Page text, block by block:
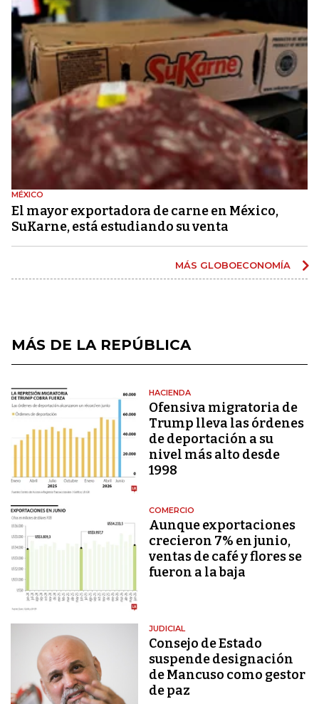
MÉXICO
El mayor exportadora de carne en México,
SuKarne, está estudiando su venta
MÁS GLOBOECONOMÍA
MÁS DE LA REPÚBLICA
HACIENDA
Ofensiva migratoria de
Trump lleva las órdenes
de deportación a su
nivel más alto desde
1998
COMERCIO
Aunque exportaciones
crecieron 7% en junio,
ventas de café y flores se
fueron a la baja
JUDICIAL
Consejo de Estado
suspende designación
de Mancuso como gestor
de paz